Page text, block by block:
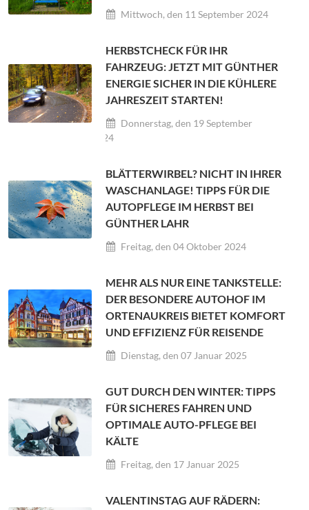
Mittwoch, den 11 September 2024
HERBSTCHECK FÜR IHR
FAHRZEUG: JETZT MIT GÜNTHER
ENERGIE SICHER IN DIE KÜHLERE
JAHRESZEIT STARTEN!
Donnerstag, den 19 September
2024
BLÄTTERWIRBEL? NICHT IN IHRER
WASCHANLAGE! TIPPS FÜR DIE
AUTOPFLEGE IM HERBST BEI
GÜNTHER LAHR
Freitag, den 04 Oktober 2024
MEHR ALS NUR EINE TANKSTELLE:
DER BESONDERE AUTOHOF IM
ORTENAUKREIS BIETET KOMFORT
UND EFFIZIENZ FÜR REISENDE
Dienstag, den 07 Januar 2025
GUT DURCH DEN WINTER: TIPPS
FÜR SICHERES FAHREN UND
OPTIMALE AUTO-PFLEGE BEI
KÄLTE
Freitag, den 17 Januar 2025
VALENTINSTAG AUF RÄDERN: